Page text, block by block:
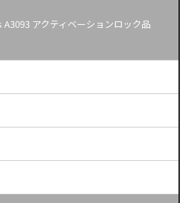
A3093 アクティベーションロック品